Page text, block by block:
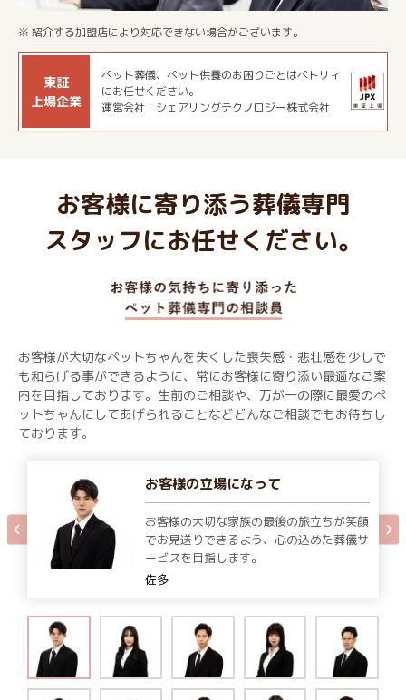
※ 紹介する加盟店により対応できない場合がございます。
東証
上場企業
ペット葬儀、ペット供養のお困りごとはペトリィ
にお任せください。
運営会社：シェアリングテクノロジー株式会社
お客様に寄り添う葬儀専門
スタッフにお任せください。
お客様が大切なペットちゃんを失くした喪失感・悲壮感を少しで
も和らげる事ができるように、常にお客様に寄り添い最適なご案
内を目指しております。生前のご相談や、万が一の際に最愛のペ
ットちゃんにしてあげられることなどどんなご相談でもお待ちし
ております。
お客様の立場になって
お客様の大切な家族の最後の旅立ちが笑顔
でお見送りできるよう、心の込めた葬儀サ
ービスを目指します。
佐多